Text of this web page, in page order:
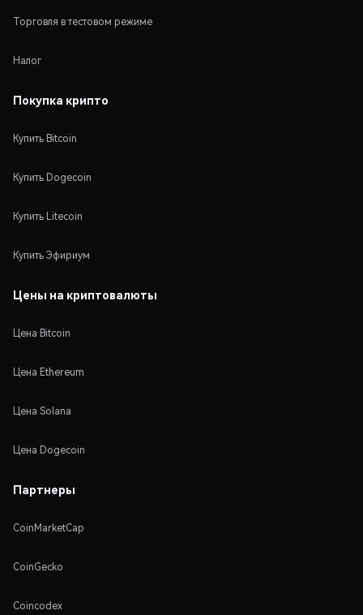
Торговля в тестовом режиме
Налог
Покупка крипто
Купить Bitcoin
Купить Dogecoin
Купить Litecoin
Купить Эфириум
Цены на криптовалюты
Цена Bitcoin
Цена Ethereum
Цена Solana
Цена Dogecoin
Партнеры
CoinMarketCap
CoinGecko
Coincodex